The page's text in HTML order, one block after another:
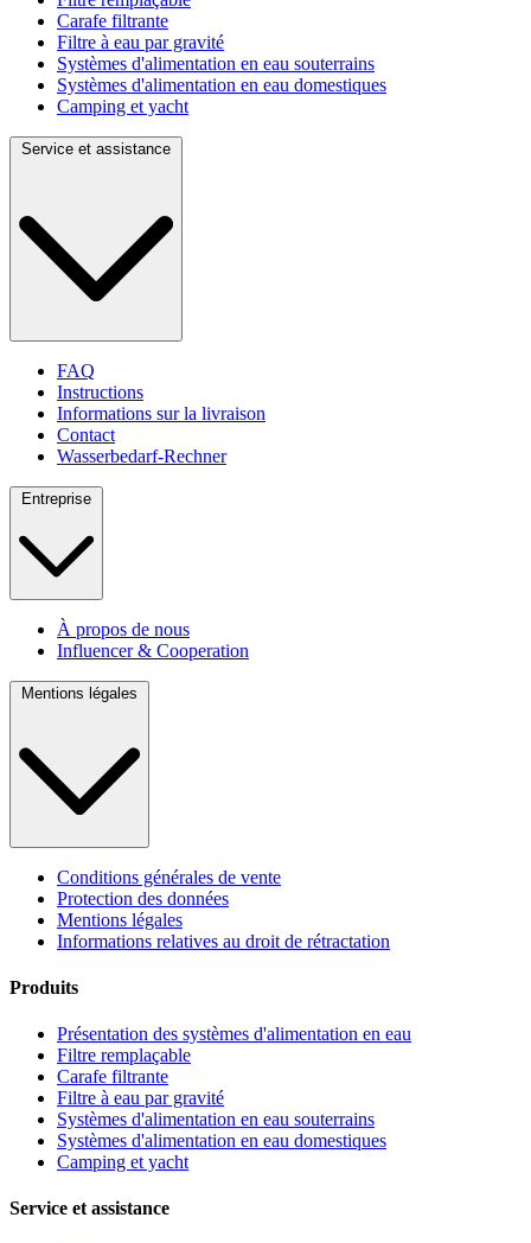
Carafe filtrante
Filtre à eau par gravité
Systèmes d'alimentation en eau souterrains
Systèmes d'alimentation en eau domestiques
Camping et yacht
Service et assistance
FAQ
Instructions
Informations sur la livraison
Contact
Wasserbedarf-Rechner
Entreprise
À propos de nous
Influencer & Cooperation
Mentions légales
Conditions générales de vente
Protection des données
Mentions légales
Informations relatives au droit de rétractation
Produits
Présentation des systèmes d'alimentation en eau
Filtre remplaçable
Carafe filtrante
Filtre à eau par gravité
Systèmes d'alimentation en eau souterrains
Systèmes d'alimentation en eau domestiques
Camping et yacht
Service et assistance